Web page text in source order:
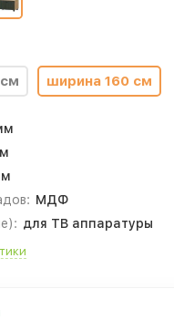
ширина 160 см
МДФ
для ТВ аппаратуры